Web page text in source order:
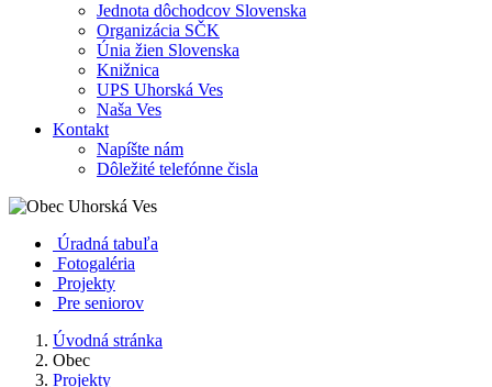
Jednota dôchodcov Slovenska
Organizácia SČK
Únia žien Slovenska
Knižnica
UPS Uhorská Ves
Naša Ves
Kontakt
Napíšte nám
Dôležité telefónne čisla
Úradná tabuľa
Fotogaléria
Projekty
Pre seniorov
Úvodná stránka
Obec
Projekty